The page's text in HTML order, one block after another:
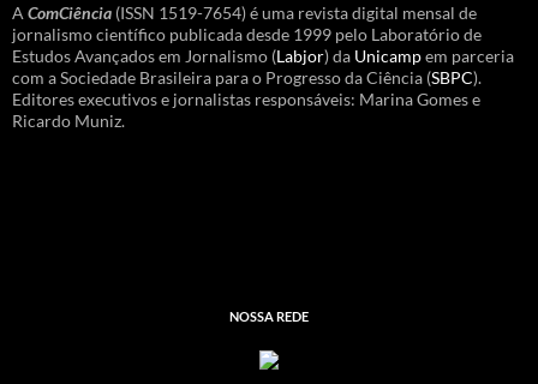
A ComCiência (ISSN 1519-7654) é uma revista digital mensal de
jornalismo científico publicada desde 1999 pelo Laboratório de
Estudos Avançados em Jornalismo (Labjor) da Unicampem parceria
com a Sociedade Brasileira para o Progresso da Ciência (SBPC).
Editores executivos e jornalistas responsáveis: Marina Gomes e
Ricardo Muniz.
NOSSA REDE